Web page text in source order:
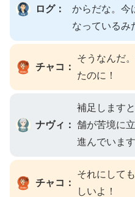
ログ：
からだな。今
なっているみ
チャコ：
そうなんだ
たのに！
ナヴィ：
補足します
舗が苦境に
進んでいます
チャコ：
それにして
しいよ！